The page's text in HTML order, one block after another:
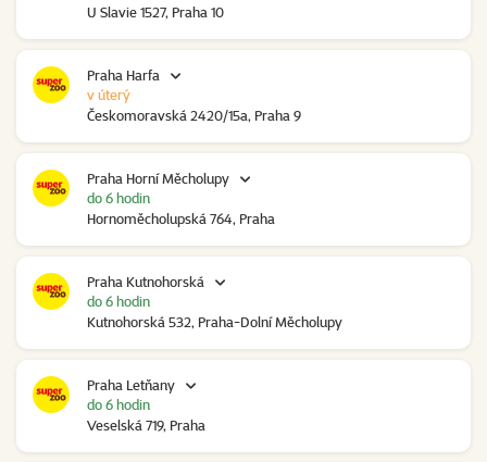
U Slavie 1527, Praha 10
Praha Harfa
Českomoravská 2420/15a, Praha 9
v úterý
Praha Horní Měcholupy
Hornoměcholupská 764, Praha
do 6 hodin
Praha Kutnohorská
Kutnohorská 532, Praha-Dolní Měcholupy
do 6 hodin
Praha Letňany
Veselská 719, Praha
do 6 hodin